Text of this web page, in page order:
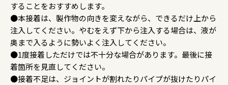
することをおすすめします。
●本接着は、製作物の向きを変えながら、できるだけ上から
注入してください。やむをえず下から注入する場合は、液が
奥まで入るように勢いよく注入してください。
●1度接着しただけでは不十分な場合があります。最後に接
着箇所を見直してください。
●接着不足は、ジョイントが割れたりパイプが抜けたりパイ